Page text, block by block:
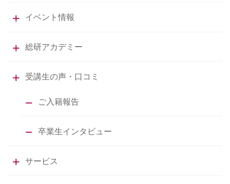
イベント情報
総研アカデミー
受講生の声・口コミ
ご入籍報告
卒業生インタビュー
サービス